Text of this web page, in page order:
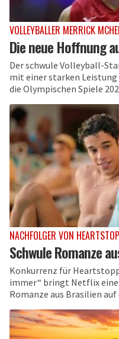
VOLLEYBALLER MERRICK
Die neue Hoffnung
Der schwule Volleyball-
mit einer starken
die Olympischen Spiele
NACHFOLGER VON
Schwule Romanze
Konkurrenz für
immer“ bringt Netflix
Romanze aus Brasilien